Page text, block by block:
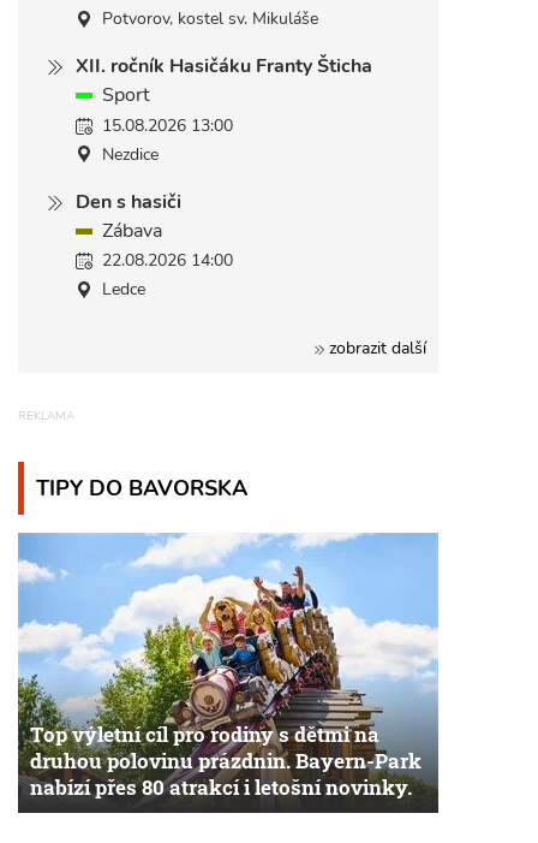
Potvorov, kostel sv. Mikuláše
XII. ročník Hasičáku Franty Šticha
Sport
15.08.2026 13:00
Nezdice
Den s hasiči
Zábava
22.08.2026 14:00
Ledce
zobrazit další
TIPY DO BAVORSKA
Top výletní cíl pro rodiny s dětmi na
druhou polovinu prázdnin. Bayern-Park
nabízí přes 80 atrakcí i letošní novinky.